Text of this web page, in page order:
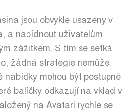
jsou obvykle usazeny v
a nabídnout uživatelům
zážitkem. S tím se setká
žádná strategie nemůže
nabídky mohou být postupně
balíčky odkazují na vklad v
na Avatari rychle se